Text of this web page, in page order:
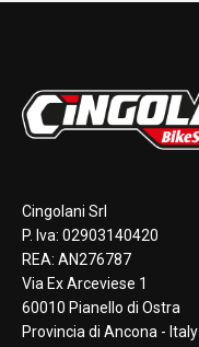
Cingolani Srl
P. Iva: 02903140420
REA: AN276787
Via Ex Arceviese 1
60010 Pianello di Ostra
Provincia di Ancona - Italy